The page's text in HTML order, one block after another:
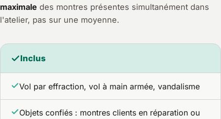
maximale des montres présentes simultanément dans
l'atelier, pas sur une moyenne.
Inclus
Vol par effraction, vol à main armée, vandalisme
Objets confiés : montres clients en réparation ou